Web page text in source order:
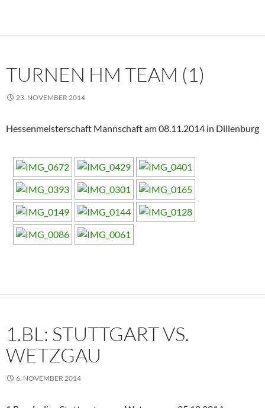
TURNEN HM TEAM (1)
23. NOVEMBER 2014
Hessenmeisterschaft Mannschaft am 08.11.2014 in Dillenburg
1.BL: STUTTGART VS.
WETZGAU
6. NOVEMBER 2014